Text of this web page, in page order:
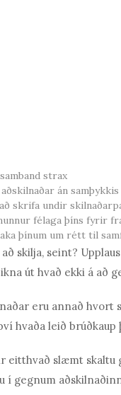
strax
án samþykkis
skrifa undir
félaga þíns fyrir
þínum um rétt til
skilja, seint?
út hvað ekki á að
eru annað hvort
hvaða leið
eitthvað slæmt skaltu
í gegnum